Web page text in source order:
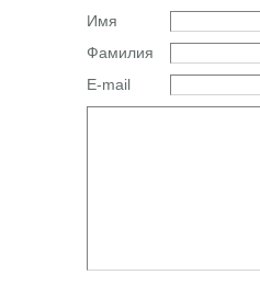
Имя
Фамилия
E-mail